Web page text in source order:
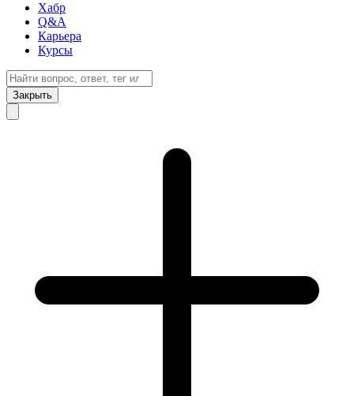
Хабр
Q&A
Карьера
Курсы
Закрыть